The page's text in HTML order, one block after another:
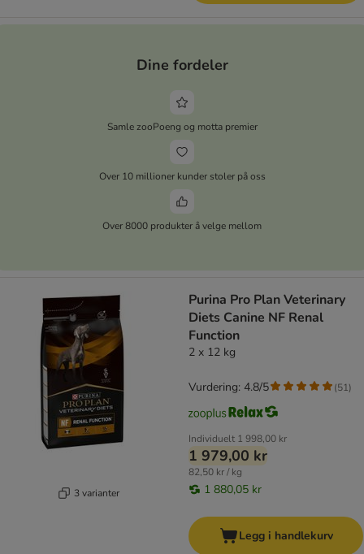
Dine fordeler
Samle zooPoeng og motta premier
Over 10 millioner kunder stoler på oss
Over 8000 produkter å velge mellom
3 varianter
Purina Pro Plan Veterinary
Diets Canine NF Renal
Function
2 x 12 kg
Individuelt 1 998,00 kr
1 979,00 kr
82,50 kr / kg
1 880,05 kr
Vurdering: 4.8/5 (51)
Legg i handlekurv